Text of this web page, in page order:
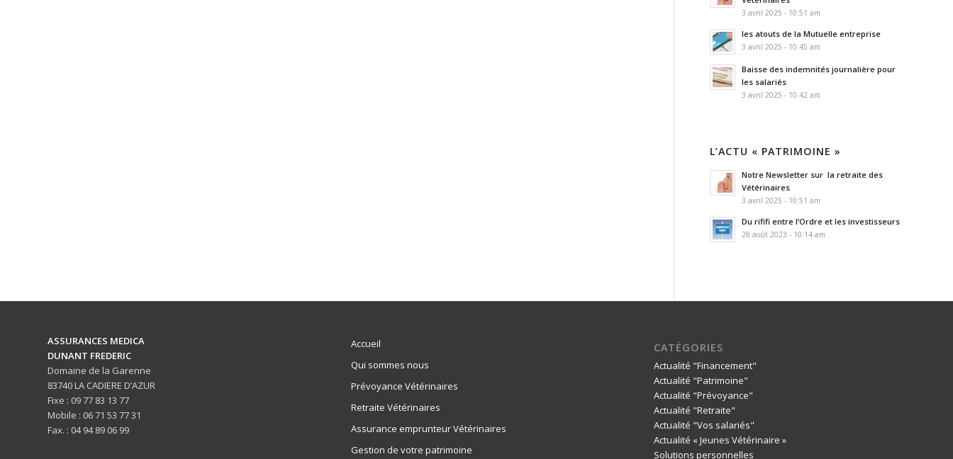
3 avril 2025 - 10:51 am
les atouts de la Mutuelle entreprise
3 avril 2025 - 10:45 am
Baisse des indemnités journalière pour
les salariés
3 avril 2025 - 10:42 am
L’ACTU « PATRIMOINE »
Notre Newsletter sur la retraite des
Vétérinaires
3 avril 2025 - 10:51 am
Du rififi entre l’Ordre et les investisseurs
28 août 2023 - 10:14 am
ASSURANCES MEDICA
DUNANT FREDERIC
Domaine de la Garenne
83740 LA CADIERE D’AZUR
Fixe : 09 77 83 13 77
Mobile : 06 71 53 77 31
Fax. : 04 94 89 06 99
Accueil
Qui sommes nous
Prévoyance Vétérinaires
Retraite Vétérinaires
Assurance emprunteur Vétérinaires
Gestion de votre patrimoine
CATÉGORIES
Actualité "Financement"
Actualité "Patrimoine"
Actualité "Prévoyance"
Actualité "Retraite"
Actualité "Vos salariés"
Actualité « Jeunes Vétérinaire »
Solutions personnelles